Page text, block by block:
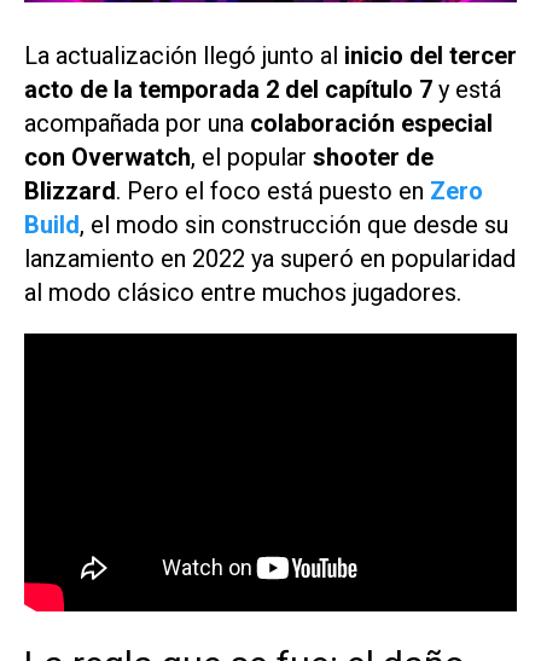
La actualización llegó junto al inicio del tercer
acto de la temporada 2 del capítulo 7 y está
acompañada por una colaboración especial
con Overwatch, el popular shooter de
Blizzard. Pero el foco está puesto en Zero
Build, el modo sin construcción que desde su
lanzamiento en 2022 ya superó en popularidad
al modo clásico entre muchos jugadores.